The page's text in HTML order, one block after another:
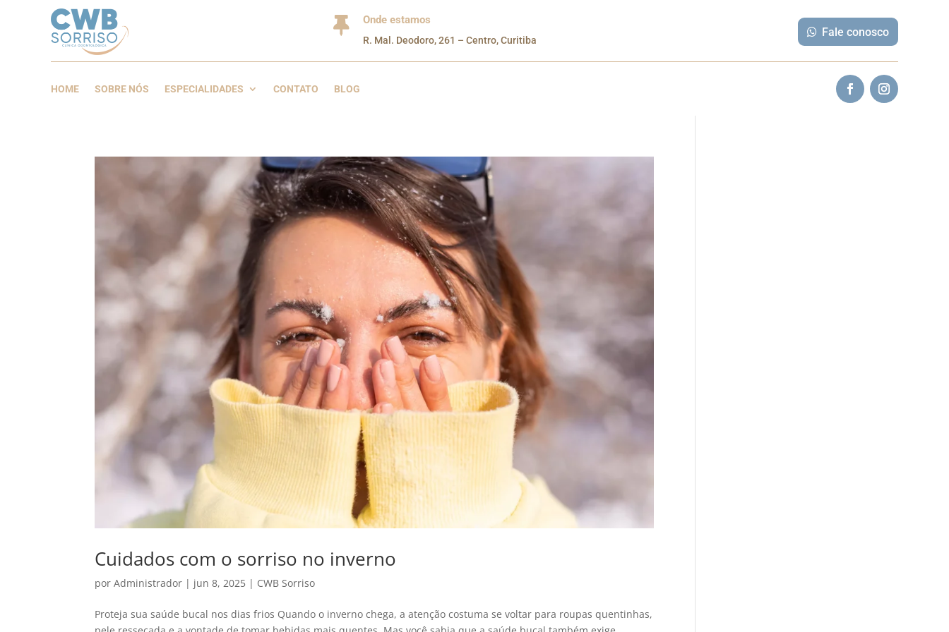
 Onde estamos
R. Mal. Deodoro, 261 – Centro, Curitiba
Fale conosco
HOME SOBRE NÓS ESPECIALIDADES CONTATO BLOG
Cuidados com o sorriso no inverno
porAdministrador | jun 8, 2025 | CWB Sorriso
Proteja sua saúde bucal nos dias frios Quando o inverno chega, a atenção costuma se voltar para roupas quentinhas,